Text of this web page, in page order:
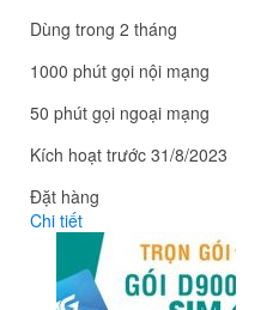
Dùng trong 2 tháng
1000 phút gọi nội mạng
50 phút gọi ngoại mạng
Kích hoạt trước 31/8/2023
Đặt hàng
Chi tiết